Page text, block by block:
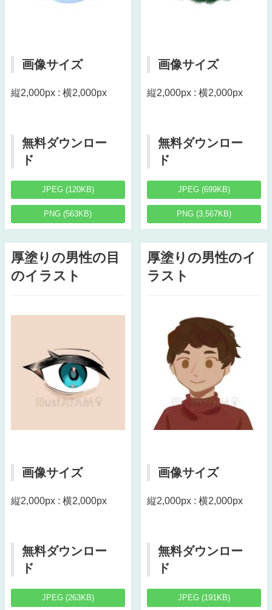
画像サイズ
縦2,000px : 横2,000px
無料ダウンロー
ド
JPEG (120KB)
PNG (563KB)
画像サイズ
縦2,000px : 横2,000px
無料ダウンロー
ド
JPEG (699KB)
PNG (3,567KB)
厚塗りの男性の目
のイラスト
画像サイズ
縦2,000px : 横2,000px
無料ダウンロー
ド
JPEG (263KB)
厚塗りの男性のイ
ラスト
画像サイズ
縦2,000px : 横2,000px
無料ダウンロー
ド
JPEG (191KB)